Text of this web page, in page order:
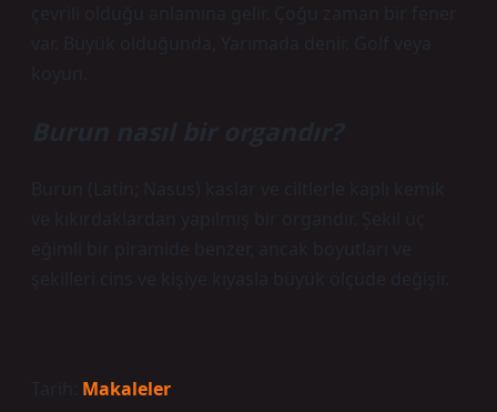
çevrili olduğu anlamına gelir. Çoğu zaman bir fener
var. Büyük olduğunda, Yarımada denir. Golf veya
Burun nasıl bir organdır?
Burun (Latin; Nasus) kaslar ve ciltlerle kaplı kemik
ve kıkırdaklardan yapılmış bir organdır. Şekil üç
eğimli bir piramide benzer, ancak boyutları ve
şekilleri cins ve kişiye kıyasla büyük ölçüde değişir.
Tarih: Makaleler